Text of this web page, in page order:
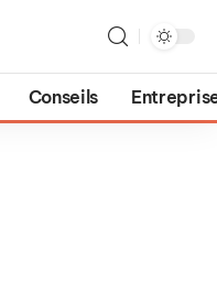
Conseils